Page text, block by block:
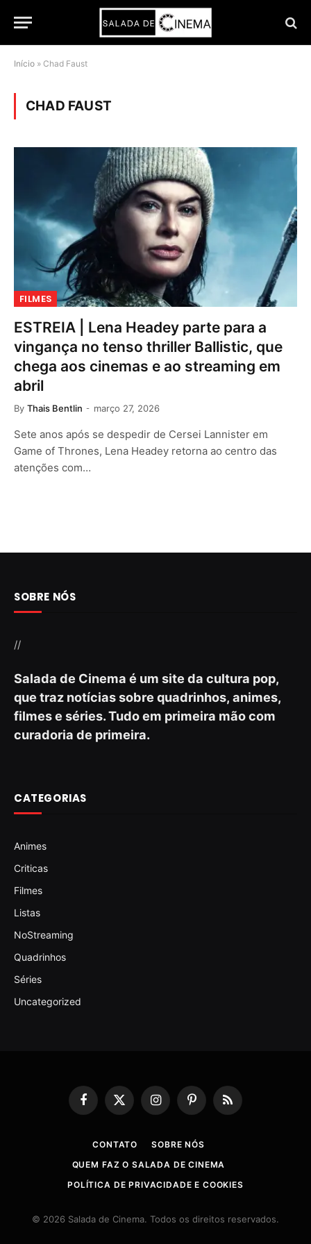
Início » Chad Faust
CHAD FAUST
FILMES
ESTREIA | Lena Headey parte para a
vingança no tenso thriller Ballistic, que
chega aos cinemas e ao streaming em
abril
By Thais Bentlin março 27, 2026
Sete anos após se despedir de Cersei Lannister em
Game of Thrones, Lena Headey retorna ao centro das
atenções com…
SOBRE NÓS
//
Salada de Cinema é um site da cultura pop,
que traz notícias sobre quadrinhos, animes,
filmes e séries. Tudo em primeira mão com
curadoria de primeira.
CATEGORIAS
Animes
Criticas
Filmes
Listas
NoStreaming
Quadrinhos
Séries
Uncategorized
Facebook
X
(Twitter)
InstagramPinterestRSS
CONTATO
SOBRE NÓS
QUEM FAZ O SALADA DE CINEMA
POLÍTICA DE PRIVACIDADE E COOKIES
© 2026 Salada de Cinema. Todos os direitos reservados.